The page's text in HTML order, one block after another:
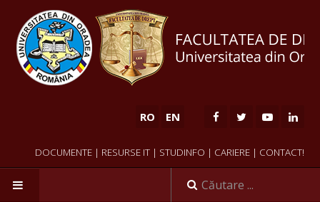
RO EN
DOCUMENTE | RESURSE IT | STUDINFO | CARIERE | CONTACT!